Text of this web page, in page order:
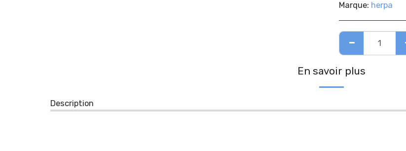
Marque: herpa
En savoir plus
Description